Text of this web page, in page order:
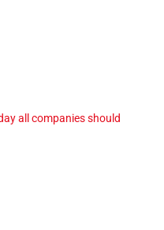
all companies should